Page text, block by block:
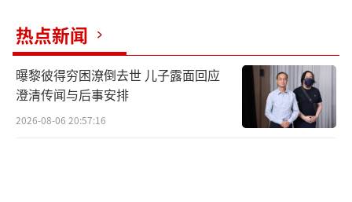
热点新闻
曝黎彼得穷困潦倒去世 儿子露面回应
澄清传闻与后事安排
2026-08-06 20:57:16